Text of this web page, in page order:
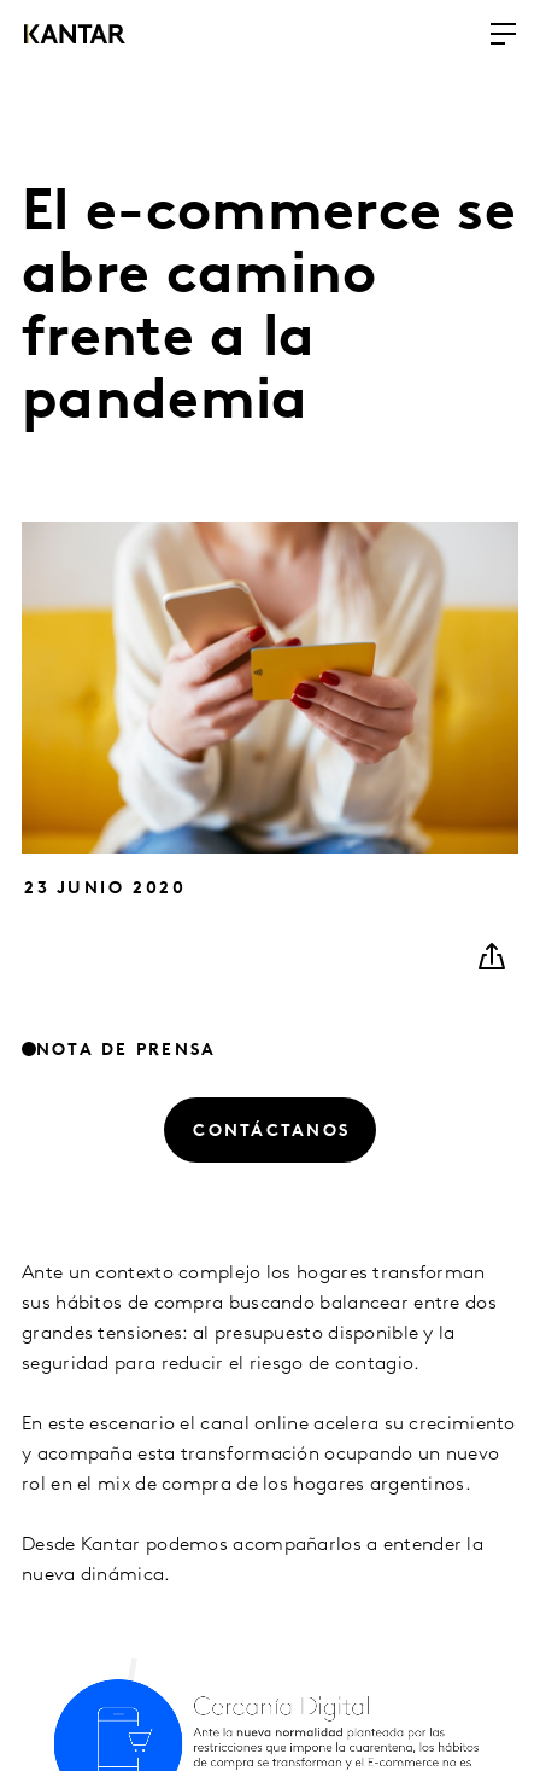
El e-commerce se
abre camino
frente a la
pandemia
23 JUNIO 2020
NOTA DE PRENSA
CONTÁCTANOS
Ante un contexto complejo los hogares transforman
sus hábitos de compra buscando balancear entre dos
grandes tensiones: al presupuesto disponible y la
seguridad para reducir el riesgo de contagio.
En este escenario el canal online acelera su crecimiento
y acompaña esta transformación ocupando un nuevo
rol en el mix de compra de los hogares argentinos.
Desde Kantar podemos acompañarlos a entender la
nueva dinámica.